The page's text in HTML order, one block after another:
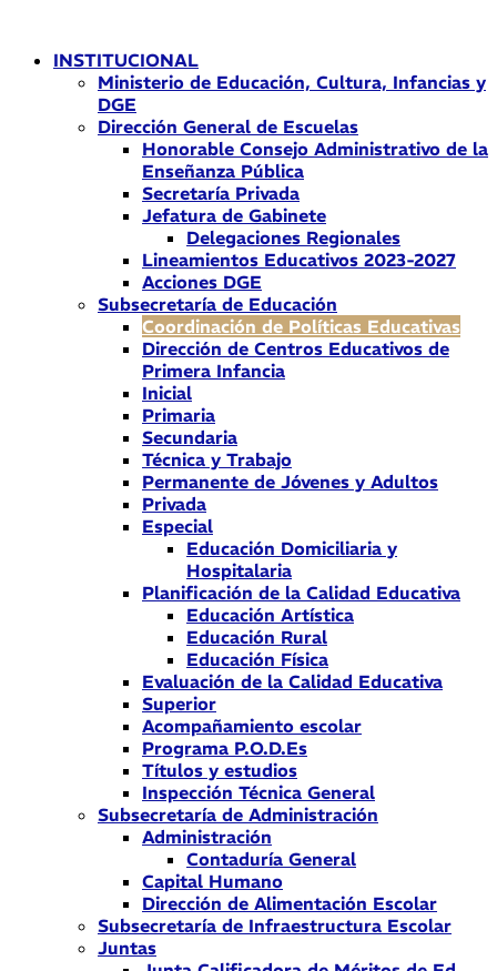
contenidoINSTITUCIONAL
Ministerio de Educación, Cultura, Infancias y
DGE
Dirección General de Escuelas
Honorable Consejo Administrativo de la
Enseñanza Pública
Secretaría Privada
Jefatura de Gabinete
Delegaciones Regionales
Lineamientos Educativos 2023-2027
Acciones DGE
Subsecretaría de Educación
Coordinación de Políticas Educativas
Dirección de Centros Educativos de
Primera Infancia
Inicial
Primaria
Secundaria
Técnica y Trabajo
Permanente de Jóvenes y Adultos
Privada
Especial
Educación Domiciliaria y
Hospitalaria
Planificación de la Calidad Educativa
Educación Artística
Educación Rural
Educación Física
Evaluación de la Calidad Educativa
Superior
Acompañamiento escolar
Programa P.O.D.Es
Títulos y estudios
Inspección Técnica General
Subsecretaría de Administración
Administración
Contaduría General
Capital Humano
Dirección de Alimentación Escolar
Subsecretaría de Infraestructura Escolar
Juntas